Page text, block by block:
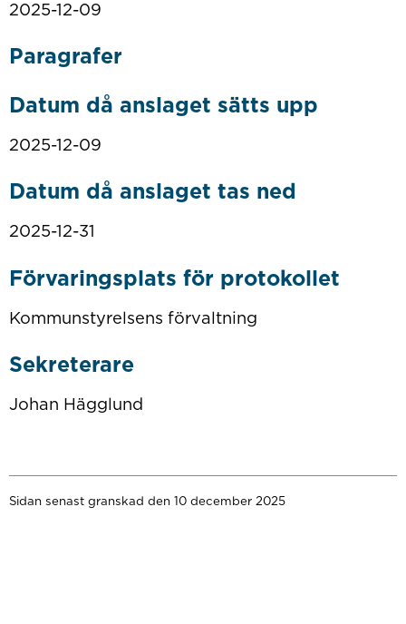
2025-12-09
Paragrafer
Datum då anslaget sätts upp
2025-12-09
Datum då anslaget tas ned
2025-12-31
Förvaringsplats för protokollet
Kommunstyrelsens förvaltning
Sekreterare
Johan Hägglund
Sidan senast granskad den 10 december 2025